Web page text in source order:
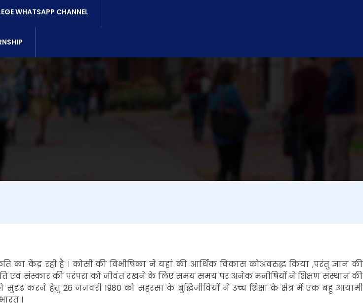
WHATSAPP CHANNEL
का केंद्र रही है । कोसी की विभीषिका ने यहां की आर्थिक विकास कोअवरुद्ध किया ,परंतु ज्ञान की
एवं संस्कार की परंपरा को जीवंत रखने के लिए समय समय पर अनेक मनीषियों ने शिक्षण संस्थान की
करने हेतु 26 जनवरी 1980 को सहरसा के बुद्धिजीवियों ने उच्च शिक्षा के क्षेत्र में एक बहु आयामी
।